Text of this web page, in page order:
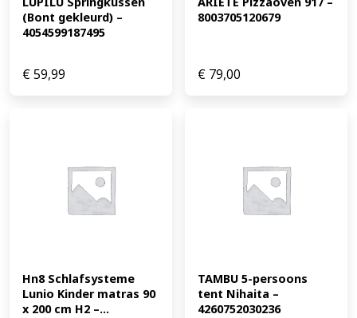
(Bont gekleurd) –
4054599187495
€59,99
8003705120679
€ 79,00
Hn8 Schlafsysteme
Lunio Kinder matras 90
x 200 cm H2 –...
TAMBU 5-persoons
tent Nihaita –
4260752030236